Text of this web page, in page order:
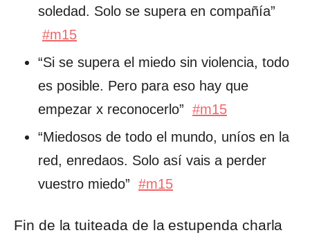
soledad. Solo se supera en compañía”
#m15
“Si se supera el miedo sin violencia, todo
es posible. Pero para eso hay que
empezar x reconocerlo” #m15
“Miedosos de todo el mundo, uníos en la
red, enredaos. Solo así vais a perder
vuestro miedo” #m15
Fin de la tuiteada de la estupenda charla